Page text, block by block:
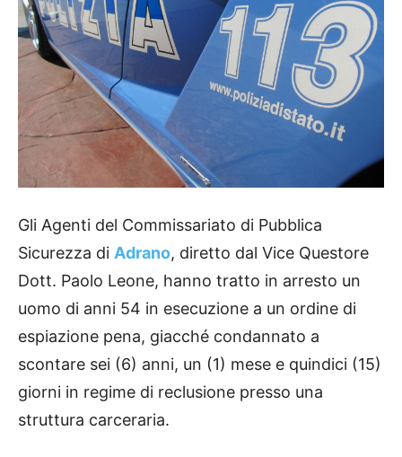
Gli Agenti del Commissariato di Pubblica
Sicurezza di Adrano, diretto dal Vice Questore
Dott. Paolo Leone, hanno tratto in arresto un
uomo di anni 54 in esecuzione a un ordine di
espiazione pena, giacché condannato a
scontare sei (6) anni, un (1) mese e quindici (15)
giorni in regime di reclusione presso una
struttura carceraria.